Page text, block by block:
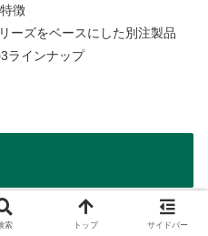
徴
ーズをベースにした別注製品
ラインナップ
ます。
索 トップ サイドバー